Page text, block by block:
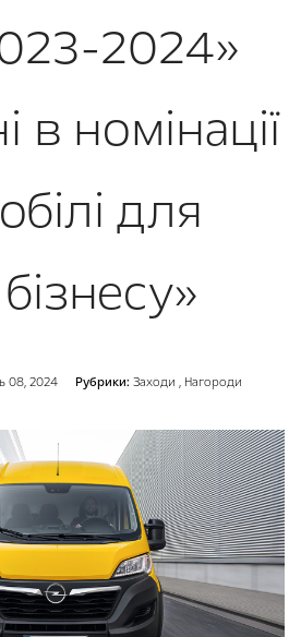
2024»
в номінації
для
08, 2024 Рубрики: Заходи , Нагороди